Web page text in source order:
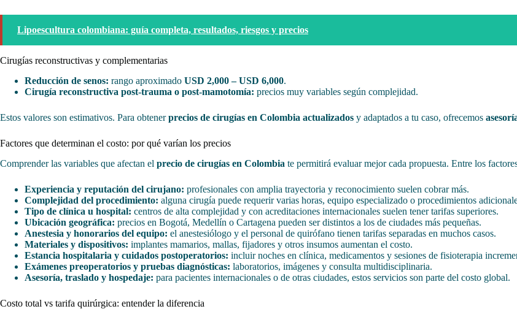
Lipoescultura colombiana: guía completa, resultados, riesgos y precios
Cirugías reconstructivas y complementarias
Reducción de senos: rango aproximado USD 2,000 – USD 6,000.
Cirugía reconstructiva post-trauma o post-mamotomía: precios muy variables según complejidad.
Estos valores son estimativos. Para obtenerprecios de cirugías en Colombia actualizados y adaptados a tu caso, ofrecemos
Factores que determinan el costo: por qué varían los precios
Comprender las variables que afectan el precio de cirugías en Colombia te permitirá evaluar mejor cada propuesta. Entre los
Experiencia y reputación del cirujano: profesionales con amplia trayectoria y reconocimiento suelen cobrar más.
Complejidad del procedimiento: alguna cirugía puede requerir varias horas, equipo especializado o procedimientos
Tipo de clínica u hospital: centros de alta complejidad y con acreditaciones internacionales suelen tener tarifas superiores.
Ubicación geográfica: precios en Bogotá, Medellín o Cartagena pueden ser distintos a los de ciudades más pequeñas.
Anestesia y honorarios del equipo: el anestesiólogo y el personal de quirófano tienen tarifas separadas en muchos casos.
Materiales y dispositivos: implantes mamarios, mallas, fijadores y otros insumos aumentan el costo.
Estancia hospitalaria y cuidados postoperatorios: incluir noches en clínica, medicamentos y sesiones de fisioterapia
Exámenes preoperatorios y pruebas diagnósticas: laboratorios, imágenes y consulta multidisciplinaria.
Asesoría, traslado y hospedaje: para pacientes internacionales o de otras ciudades, estos servicios son parte del costo global.
Costo total vs tarifa quirúrgica: entender la diferencia